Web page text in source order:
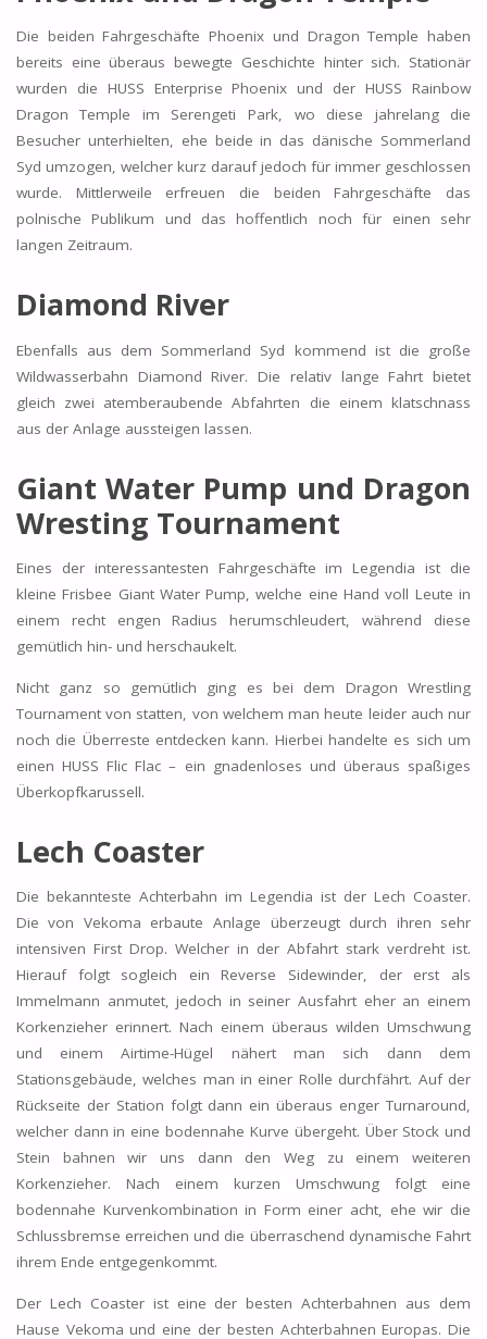
Die beiden Fahrgeschäfte Phoenix und Dragon Temple haben
bereits eine überaus bewegte Geschichte hinter sich. Stationär
wurden die HUSS Enterprise Phoenix und der HUSS Rainbow
Dragon Temple im Serengeti Park, wo diese jahrelang die
Besucher unterhielten, ehe beide in das dänische Sommerland
Syd umzogen, welcher kurz darauf jedoch für immer geschlossen
wurde. Mittlerweile erfreuen die beiden Fahrgeschäfte das
polnische Publikum und das hoffentlich noch für einen sehr
langen Zeitraum.
Diamond River
Ebenfalls aus dem Sommerland Syd kommend ist die große
Wildwasserbahn Diamond River. Die relativ lange Fahrt bietet
gleich zwei atemberaubende Abfahrten die einem klatschnass
aus der Anlage aussteigen lassen.
Giant Water Pump und Dragon
Wresting Tournament
Eines der interessantesten Fahrgeschäfte im Legendia ist die
kleine Frisbee Giant Water Pump, welche eine Hand voll Leute in
einem recht engen Radius herumschleudert, während diese
gemütlich hin- und herschaukelt.
Nicht ganz so gemütlich ging es bei dem Dragon Wrestling
Tournament von statten, von welchem man heute leider auch nur
noch die Überreste entdecken kann. Hierbei handelte es sich um
einen HUSS Flic Flac – ein gnadenloses und überaus spaßiges
Überkopfkarussell.
Lech Coaster
Die bekannteste Achterbahn im Legendia ist der Lech Coaster.
Die von Vekoma erbaute Anlage überzeugt durch ihren sehr
intensiven First Drop. Welcher in der Abfahrt stark verdreht ist.
Hierauf folgt sogleich ein Reverse Sidewinder, der erst als
Immelmann anmutet, jedoch in seiner Ausfahrt eher an einem
Korkenzieher erinnert. Nach einem überaus wilden Umschwung
und einem Airtime-Hügel nähert man sich dann dem
Stationsgebäude, welches man in einer Rolle durchfährt. Auf der
Rückseite der Station folgt dann ein überaus enger Turnaround,
welcher dann in eine bodennahe Kurve übergeht. Über Stock und
Stein bahnen wir uns dann den Weg zu einem weiteren
Korkenzieher. Nach einem kurzen Umschwung folgt eine
bodennahe Kurvenkombination in Form einer acht, ehe wir die
Schlussbremse erreichen und die überraschend dynamische Fahrt
ihrem Ende entgegenkommt.
Der Lech Coaster ist eine der besten Achterbahnen aus dem
Hause Vekoma und eine der besten Achterbahnen Europas. Die